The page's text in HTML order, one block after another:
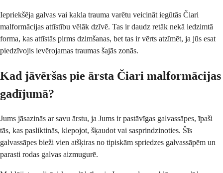
Iepriekšēja galvas vai kakla trauma varētu veicināt iegūtās Čiari
malformācijas attīstību vēlāk dzīvē. Tas ir daudz retāk nekā iedzimtā
forma, kas attīstās pirms dzimšanas, bet tas ir vērts atzīmēt, ja jūs esat
piedzīvojis ievērojamas traumas šajās zonās.
Kad jāvēršas pie ārsta Čiari malformācijas
gadījumā?
Jums jāsazinās ar savu ārstu, ja Jums ir pastāvīgas galvassāpes, īpaši
tās, kas pasliktinās, klepojot, šķaudot vai sasprindzinoties. Šīs
galvassāpes bieži vien atšķiras no tipiskām spriedzes galvassāpēm un
parasti rodas galvas aizmugurē.